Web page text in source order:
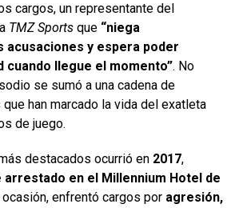
cargos, un representante del
TMZ Sports que “niega
acusaciones y espera poder
cuando llegue el momento”. No
se sumó a una cadena de
han marcado la vida del exatleta
de juego.
destacados ocurrió en 2017,
arrestado en el Millennium Hotel de
ocasión, enfrentó cargos por agresión,